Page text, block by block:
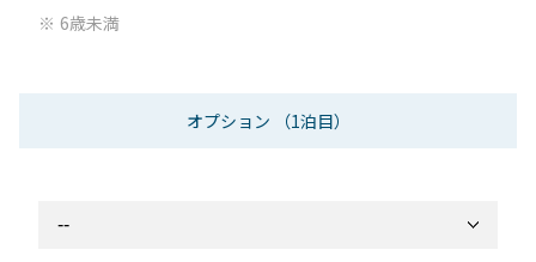
6歳未満
オプション （1泊目）